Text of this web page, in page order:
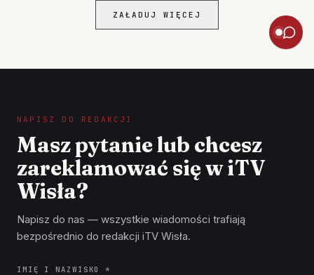
ZAŁADUJ WIĘCEJ
NAPISZ DO REDAKCJI
Masz pytanie lub chcesz
zareklamować się w iTV
Wisła?
Napisz do nas — wszystkie wiadomości trafiają
bezpośrednio do redakcji iTV Wisła.
IMIĘ I NAZWISKO *